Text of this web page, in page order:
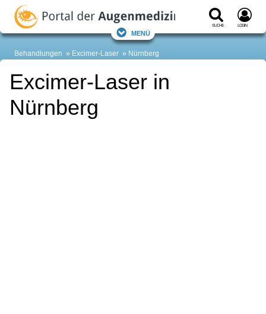
Suche Login
Menü
Behandlungen Excimer-Laser Nürnberg
Excimer-Laser in
Nürnberg